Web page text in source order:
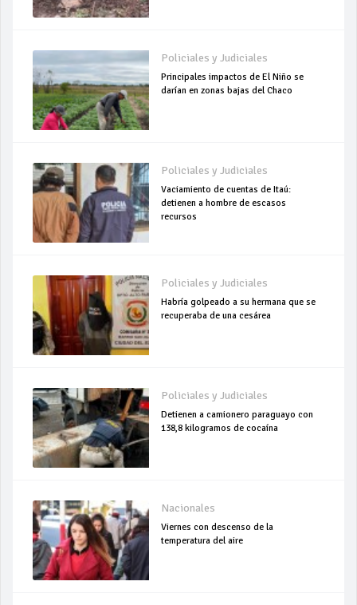
Policiales y Judiciales
Principales impactos de El Niño se
darían en zonas bajas del Chaco
Policiales y Judiciales
Vaciamiento de cuentas de Itaú:
detienen a hombre de escasos
recursos
Policiales y Judiciales
Habría golpeado a su hermana que se
recuperaba de una cesárea
Policiales y Judiciales
Detienen a camionero paraguayo con
138,8 kilogramos de cocaína
Nacionales
Viernes con descenso de la
temperatura del aire